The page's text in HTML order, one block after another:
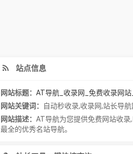
站点信息
网站标题： AT导航_收录网_免费收录网
网站关键词：
自动秒收录,收录网,站长导航
网站描述： AT导航为您提供免费网站收
最全的优秀名站导航。